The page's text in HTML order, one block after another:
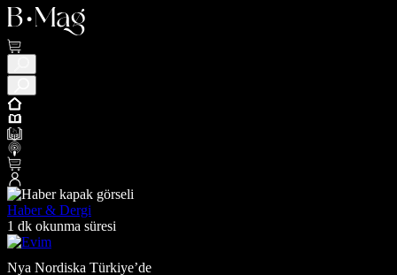
Haber & Dergi
1 dk okunma süresi
Nya Nordiska Türkiye’de